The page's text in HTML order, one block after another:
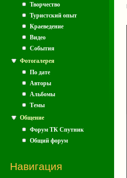
Творчество
Туристский опыт
Краеведение
Видео
События
Фотогалерея
По дате
Авторы
Альбомы
Темы
Общение
Форум ТК Спутник
Общий форум
Навигация